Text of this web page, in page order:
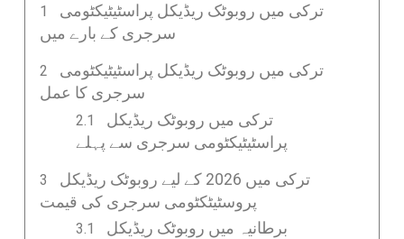
ترکی میں روبوٹک ریڈیکل پراسٹیٹیکٹومی
سرجری کے بارے میں
ترکی میں روبوٹک ریڈیکل پراسٹیٹیکٹومی
سرجری کا عمل
ترکی میں روبوٹک ریڈیکل
پراسٹیٹیکٹومی سرجری سے پہلے
ترکی میں 2026 کے لیے روبوٹک ریڈیکل
پروسٹیٹکٹومی سرجری کی قیمت
برطانیہ میں روبوٹک ریڈیکل